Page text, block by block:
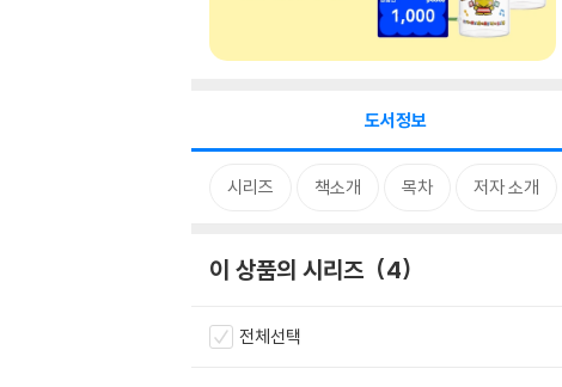
도서정보
시리즈 책소개 목차 저자 소개
이 상품의 시리즈 4
전체선택